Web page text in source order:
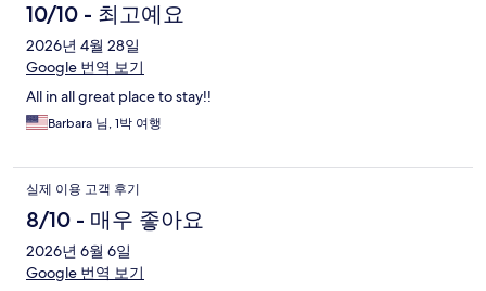
10/10 - 최고예요
2026년 4월 28일
Google 번역 보기
All in all great place to stay!!
Barbara 님, 1박 여행
실제 이용 고객 후기
8/10 - 매우 좋아요
2026년 6월 6일
Google 번역 보기